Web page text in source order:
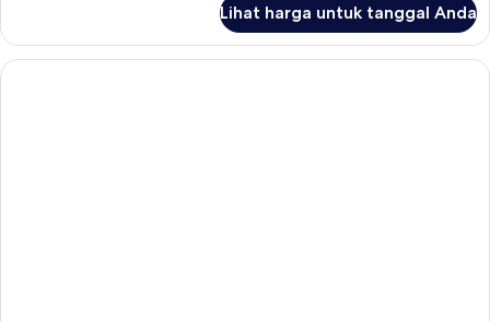
Rokok
Kamar
Standar,
2
Lihat harga untuk tanggal Anda